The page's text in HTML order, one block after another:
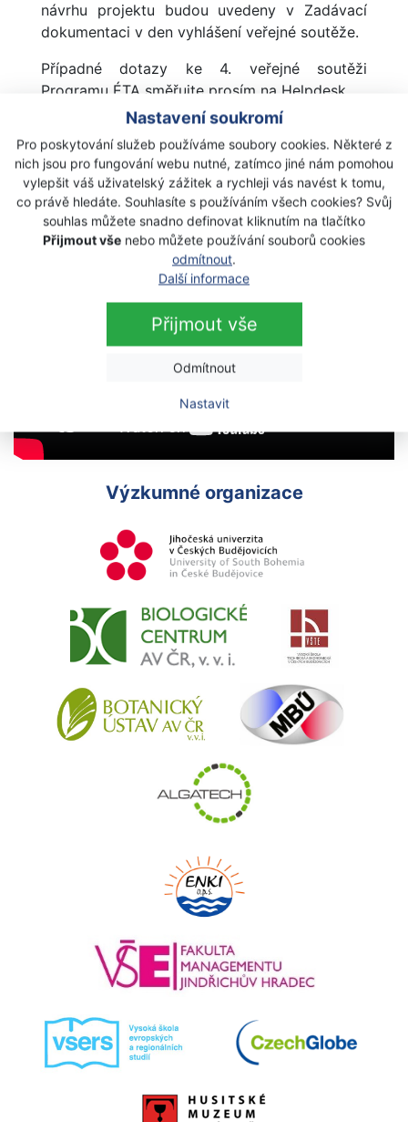
Nastavení soukromí
Pro poskytování služeb používáme soubory cookies. Některé z
nich jsou pro fungování webu nutné, zatímco jiné nám pomohou
vylepšit váš uživatelský zážitek a rychleji vás navést k tomu,
co právě hledáte. Souhlasíte s používáním všech cookies? Svůj
souhlas můžete snadno definovat kliknutím na tlačítko
Přijmout vše nebo můžete používání souborů cookies
odmítnout.
Další informace
Přijmout vše
Odmítnout
Nastavit
návrhu projektu budou uvedeny v Zadávací
dokumentaci v den vyhlášení veřejné soutěže.
Případné dotazy ke 4. veřejné soutěži
Programu ÉTA směřujte prosím na Helpdesk.
Zdroj: TA ČR
Výzkumné organizace